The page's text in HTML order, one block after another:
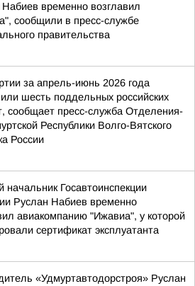
временно возглавил
сообщили в пресс-службе
правительства
за апрель-июнь 2026 года
шесть поддельных российских
сообщает пресс-служба Отделения-
Республики Волго-Вятского
России
Госавтоинспекции
Руслан Набиев временно
авиакомпанию "Ижавиа", у которой
сертификат эксплуатанта
«Удмуртавтодорстроя» Руслан